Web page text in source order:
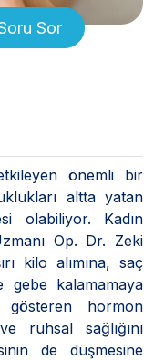
Sor
önemli bir
altta yatan
olabiliyor. Kadın
Op. Dr. Zeki
kilo alımına, saç
gebe kalamamaya
hormon
ruhsal sağlığını
de düşmesine